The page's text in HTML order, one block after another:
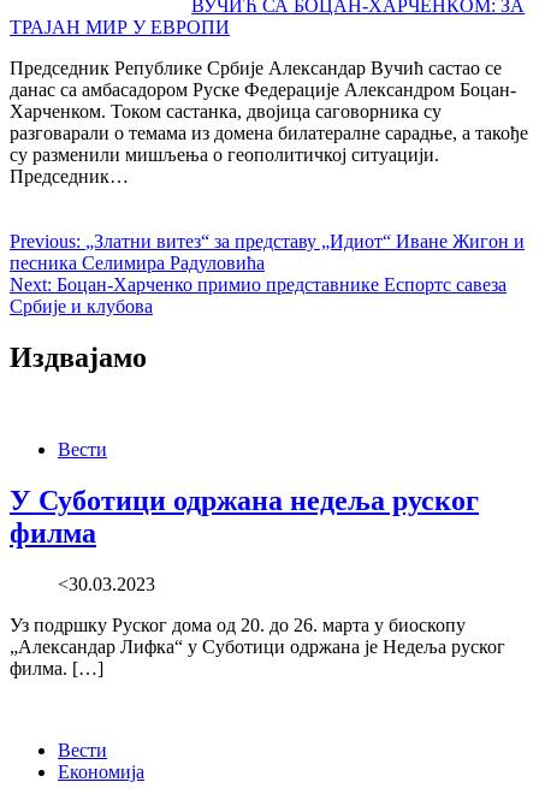
ВУЧИЋ СА БОЦАН-ХАРЧЕНКОМ: ЗА
ТРАЈАН МИР У ЕВРОПИ
Председник Републике Србије Александар Вучић састао се
данас са амбасадором Руске Федерације Александром Боцан-
Харченком. Током састанка, двојица саговорника су
разговарали о темама из домена билатералне сарадње, а такође
су разменили мишљења о геополитичкој ситуацији.
Председник…
Previous: „Златни витез“ за представу „Идиот“ Иване Жигон и
песника Селимира Радуловића
Next: Боцан-Харченко примио представнике Еспортс савеза
Србије и клубова
Издвајамо
Вести
У Суботици одржана недеља руског
филма
<30.03.2023
Уз подршку Руског дома од 20. до 26. марта у биоскопу
„Александар Лифка“ у Суботици одржана је Недеља руског
филма. […]
Вести
Економија